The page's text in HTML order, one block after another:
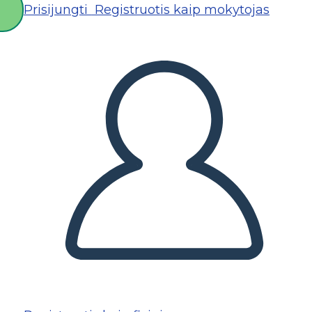
Prisijungti Registruotis kaip mokytojas